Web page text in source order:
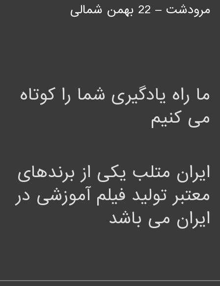
مرودشت – 22 بهمن شمالی
ما راه یادگیری شما را کوتاه
می کنیم
ایران متلب یکی از برندهای
معتبر تولید فیلم آموزشی در
ایران می باشد